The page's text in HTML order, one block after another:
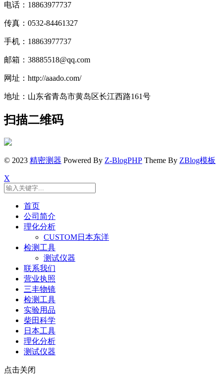
电话：18863977737
传真：0532-84461327
手机：18863977737
邮箱：38885518@qq.com
网址：http://aaado.com/
地址：山东省青岛市黄岛区长江西路161号
扫描二维码
© 2023 精密测器 Powered By Z-BlogPHP Theme By ZBlog模板
X
首页
公司简介
理化分析
CUSTOM日本东洋
检测工具
测试仪器
联系我们
营业执照
三丰物镜
检测工具
实验用品
柴田科学
日本工具
理化分析
测试仪器
点击关闭